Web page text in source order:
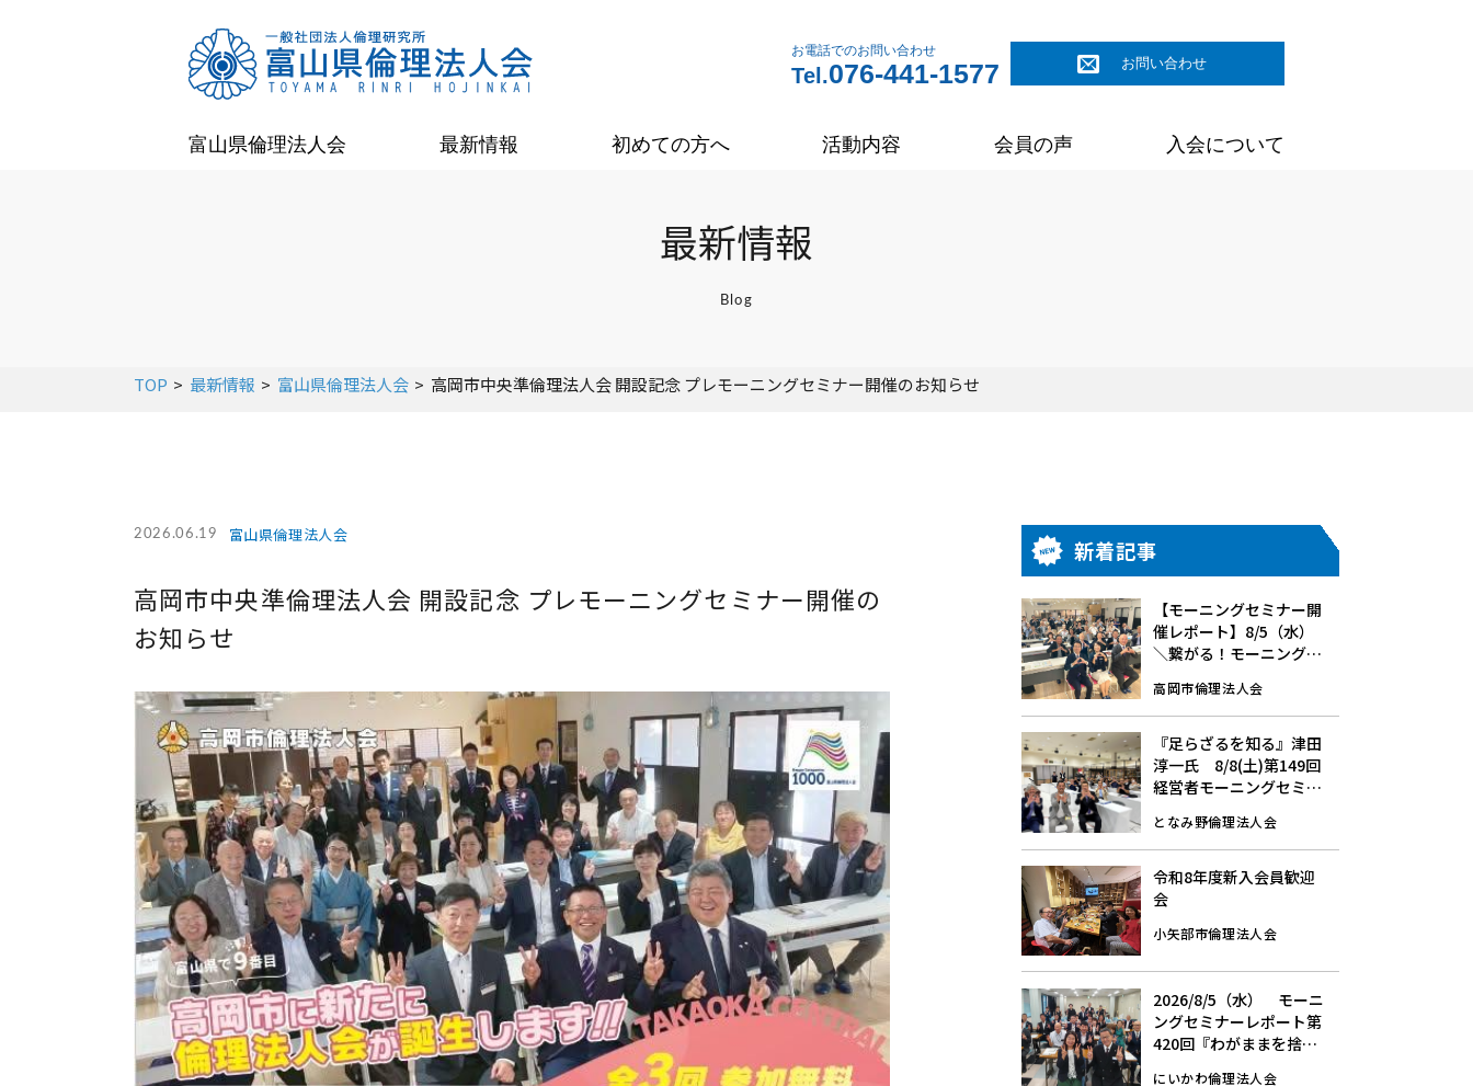
お問い合わせ
お電話でのお問い合わせ
Tel.076-441-1577
富山県倫理法人会 最新情報 初めての方へ 活動内容 会員の声 入会について
最新情報
Blog
TOP 最新情報 富山県倫理法人会 高岡市中央準倫理法人会 開設記念 プレモーニングセミナー開催のお知らせ
2026.06.19 富山県倫理法人会
高岡市中央準倫理法人会 開設記念 プレモーニングセミナー開催の
お知らせ
新着記事
【モーニングセミナー開
催レポート】8/5（水）
＼繋がる！モーニングセ
牧 慎一 氏
高岡市倫理法人会
『足らざるを知る』津田
淳一氏 8/8(土)第149回
経営者モーニングセミナ
となみ野倫理法人会
令和8年度新入会員歓迎
会
小矢部市倫理法人会
2026/8/5（水） モーニ
ングセミナーレポート第
420回『わがままを捨て
にいかわ倫理法人会